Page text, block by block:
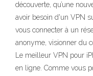
découverte, qu’une
avoir besoin d'un VPN
vous connecter à un
anonyme, visionner du
Le meilleur VPN pour
en ligne. Comme vous